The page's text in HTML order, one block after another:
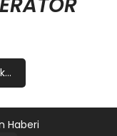
Haberi